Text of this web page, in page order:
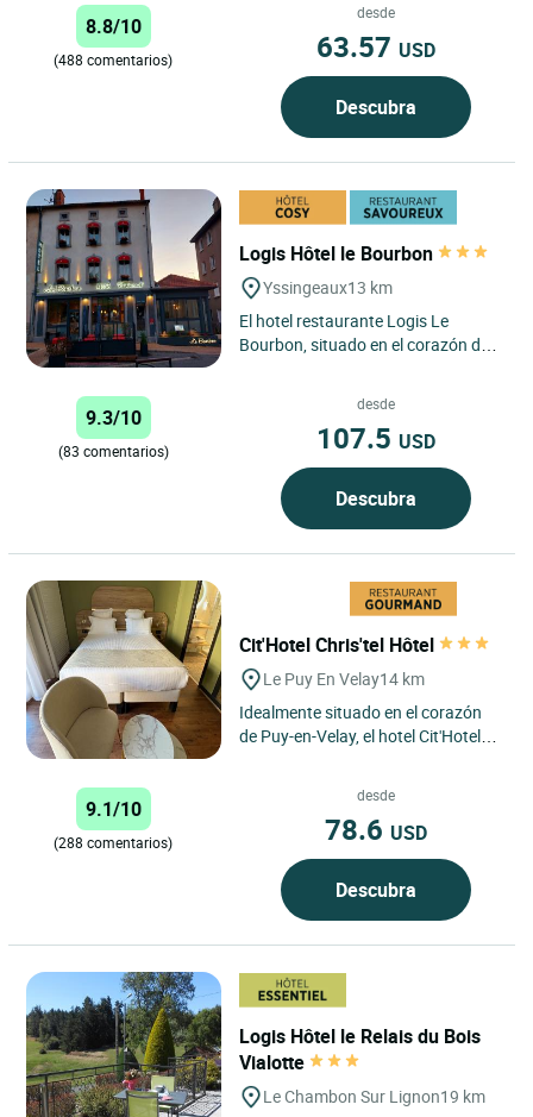
8.8/10
(488 comentarios)
desde
63.57 USD
Descubra
Logis Hôtel le Bourbon
Yssingeaux13 km
El hotel restaurante Logis Le
Bourbon, situado en el corazón del
9.3/10
(83 comentarios)
desde
107.5 USD
Descubra
Cit'Hotel Chris'tel Hôtel
Le Puy En Velay14 km
Idealmente situado en el corazón
de Puy-en-Velay, el hotel Cit'Hotel
9.1/10
(288 comentarios)
desde
78.6 USD
Descubra
Logis Hôtel le Relais du Bois
Vialotte
Le Chambon Sur Lignon19 km